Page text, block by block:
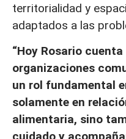
territorialidad y
adaptados a las
“Hoy Rosario
organizaciones
un rol fundamental
solamente en
alimentaria, sino